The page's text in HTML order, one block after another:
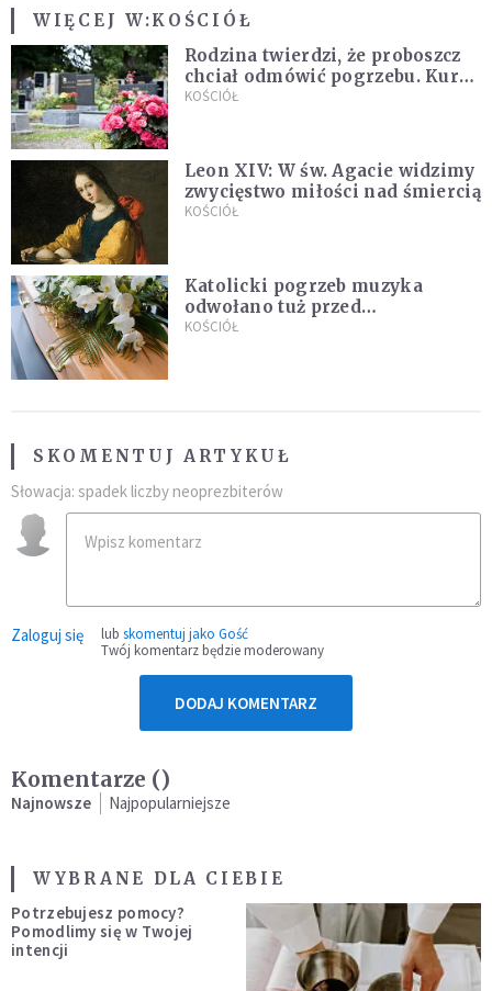
WIĘCEJ W:KOŚCIÓŁ
Rodzina twierdzi, że proboszcz
chciał odmówić pogrzebu. Kuria
zapowiada wyjaśnienia
KOŚCIÓŁ
Leon XIV: W św. Agacie widzimy
zwycięstwo miłości nad śmiercią
KOŚCIÓŁ
Katolicki pogrzeb muzyka
odwołano tuż przed
uroczystością. Powodem była
KOŚCIÓŁ
SKOMENTUJ ARTYKUŁ
Słowacja: spadek liczby neoprezbiterów
Zaloguj się lub skomentuj jako Gość
Twój komentarz będzie moderowany
DODAJ KOMENTARZ
Komentarze ()
Najnowsze Najpopularniejsze
WYBRANE DLA CIEBIE
Potrzebujesz pomocy?
Pomodlimy się w Twojej
intencji